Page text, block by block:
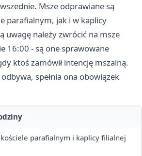
Msze odprawiane są
parafialnym, jak i w kaplicy
uwagę należy zwrócić na msze
16:00 - są one sprawowane
ktoś zamówił intencję mszalną.
spełnia ona obowiązek
parafialnym i kaplicy filialnej